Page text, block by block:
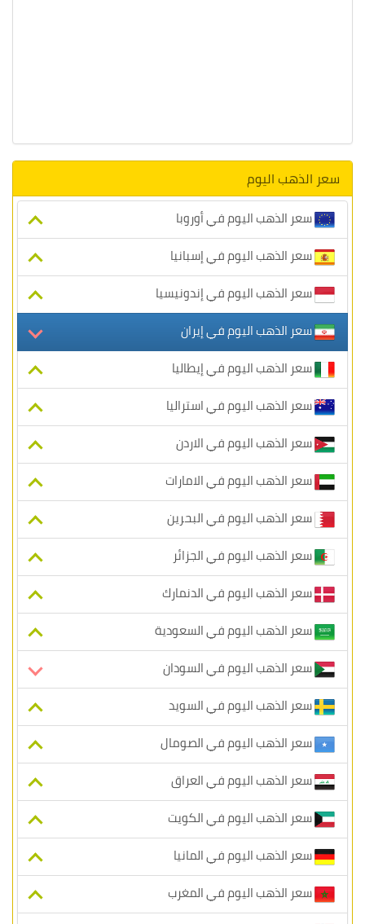
سعر الذهب اليوم
سعر الذهب اليوم في أوروبا
سعر الذهب اليوم في إسبانيا
سعر الذهب اليوم في إندونيسيا
سعر الذهب اليوم في إيران
سعر الذهب اليوم في إيطاليا
سعر الذهب اليوم في استراليا
سعر الذهب اليوم في الاردن
سعر الذهب اليوم في الامارات
سعر الذهب اليوم في البحرين
سعر الذهب اليوم في الجزائر
سعر الذهب اليوم في الدنمارك
سعر الذهب اليوم في السعودية
سعر الذهب اليوم في السودان
سعر الذهب اليوم في السويد
سعر الذهب اليوم في الصومال
سعر الذهب اليوم في العراق
سعر الذهب اليوم في الكويت
سعر الذهب اليوم في المانيا
سعر الذهب اليوم في المغرب